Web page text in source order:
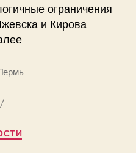
ограничения
и Кирова